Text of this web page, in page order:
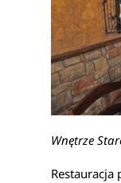
Wnętrze
Restauracja